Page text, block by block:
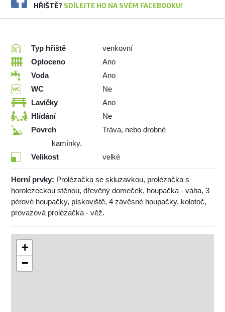
HŘIŠTĚ? SDÍLEJTE HO NA SVÉM FACEBOOKU!
Typ hřiště
venkovní
Oploceno
Ano
Voda
Ano
WC
Ne
Lavičky
Ano
Hlídání
Ne
Povrch
Tráva, nebo drobné
kamínky.
Velikost
velké
Herní prvky: Prolézačka se skluzavkou, prolézačka s
horolezeckou stěnou, dřevěný domeček, houpačka - váha, 3
pérové houpačky, pískoviště, 4 závěsné houpačky, kolotoč,
provazová prolézačka - věž.
+
−